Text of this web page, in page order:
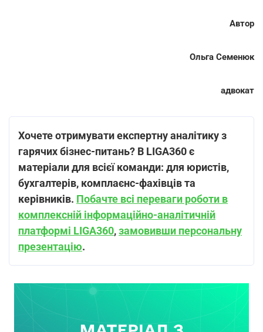
Автор
Ольга Семенюк
адвокат
Хочете отримувати експертну аналітику з
гарячих бізнес-питань? В LIGA360 є
матеріали для всієї команди: для юристів,
бухгалтерів, комплаєнс-фахівців та
керівників. Побачте всі переваги роботи в
комплексній інформаційно-аналітичній
платформі LIGA360,замовивши персональну
презентацію.